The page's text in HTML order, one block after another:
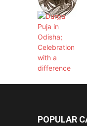
POPULAR